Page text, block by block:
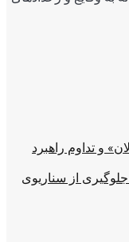
و تداوم راهبرد
از سناریوی